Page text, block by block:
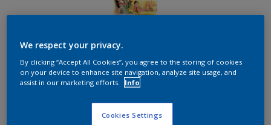
We respect your privacy.
By clicking “Accept All Cookies”, you agree to the storing of cookies
on your device to enhance site navigation, analyze site usage, and
assist in our marketing efforts.
Info
Cookies Settings